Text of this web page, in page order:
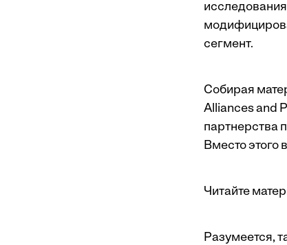
сегмент.
Собирая
Alliances and
партнерства
Вместо этого
Читайте
Разумеется,